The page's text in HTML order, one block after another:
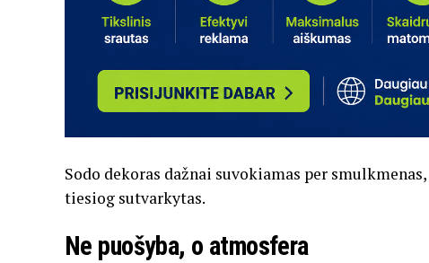
Sodo dekoras dažnai suvokiamas per
tiesiog sutvarkytas.
Ne puošyba, o atmosfera